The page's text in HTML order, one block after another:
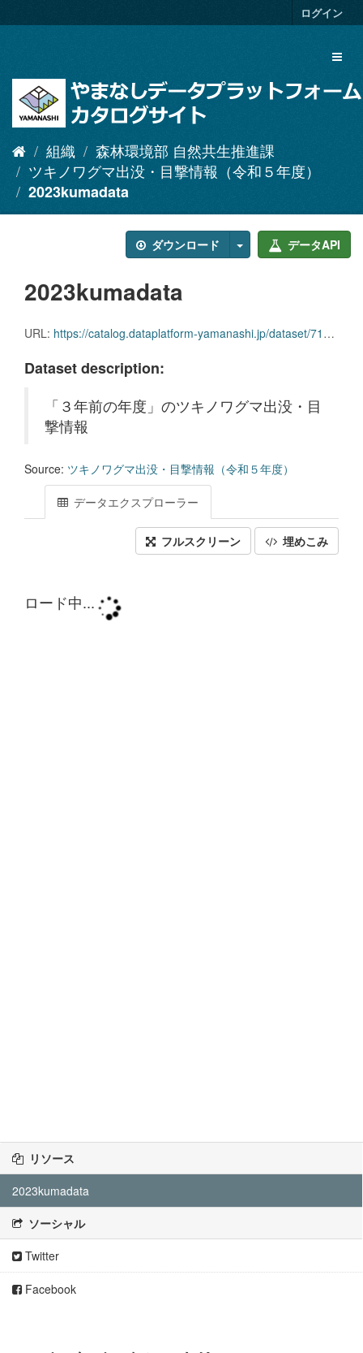
キ
ログイン
組織
森林環境部 自然共生推進課
ツキノワグマ出没・目撃情報（令和５年度）
2023kumadata
ダウンロード データAPI
2023kumadata
URL: https://catalog.dataplatform-yamanashi.jp/dataset/712baddf-61ec-44d4-9ec2-653223911a02/resource/d4a6a51d-52f9-476a-aa74-0c27b87c748c/download/2023kumadata.csv
Dataset description:
「３年前の年度」のツキノワグマ出没・目
撃情報
Source: ツキノワグマ出没・目撃情報（令和５年度）
データエクスプローラー
フルスクリーン 埋めこみ
リソース
2023kumadata
ソーシャル
Twitter
Facebook